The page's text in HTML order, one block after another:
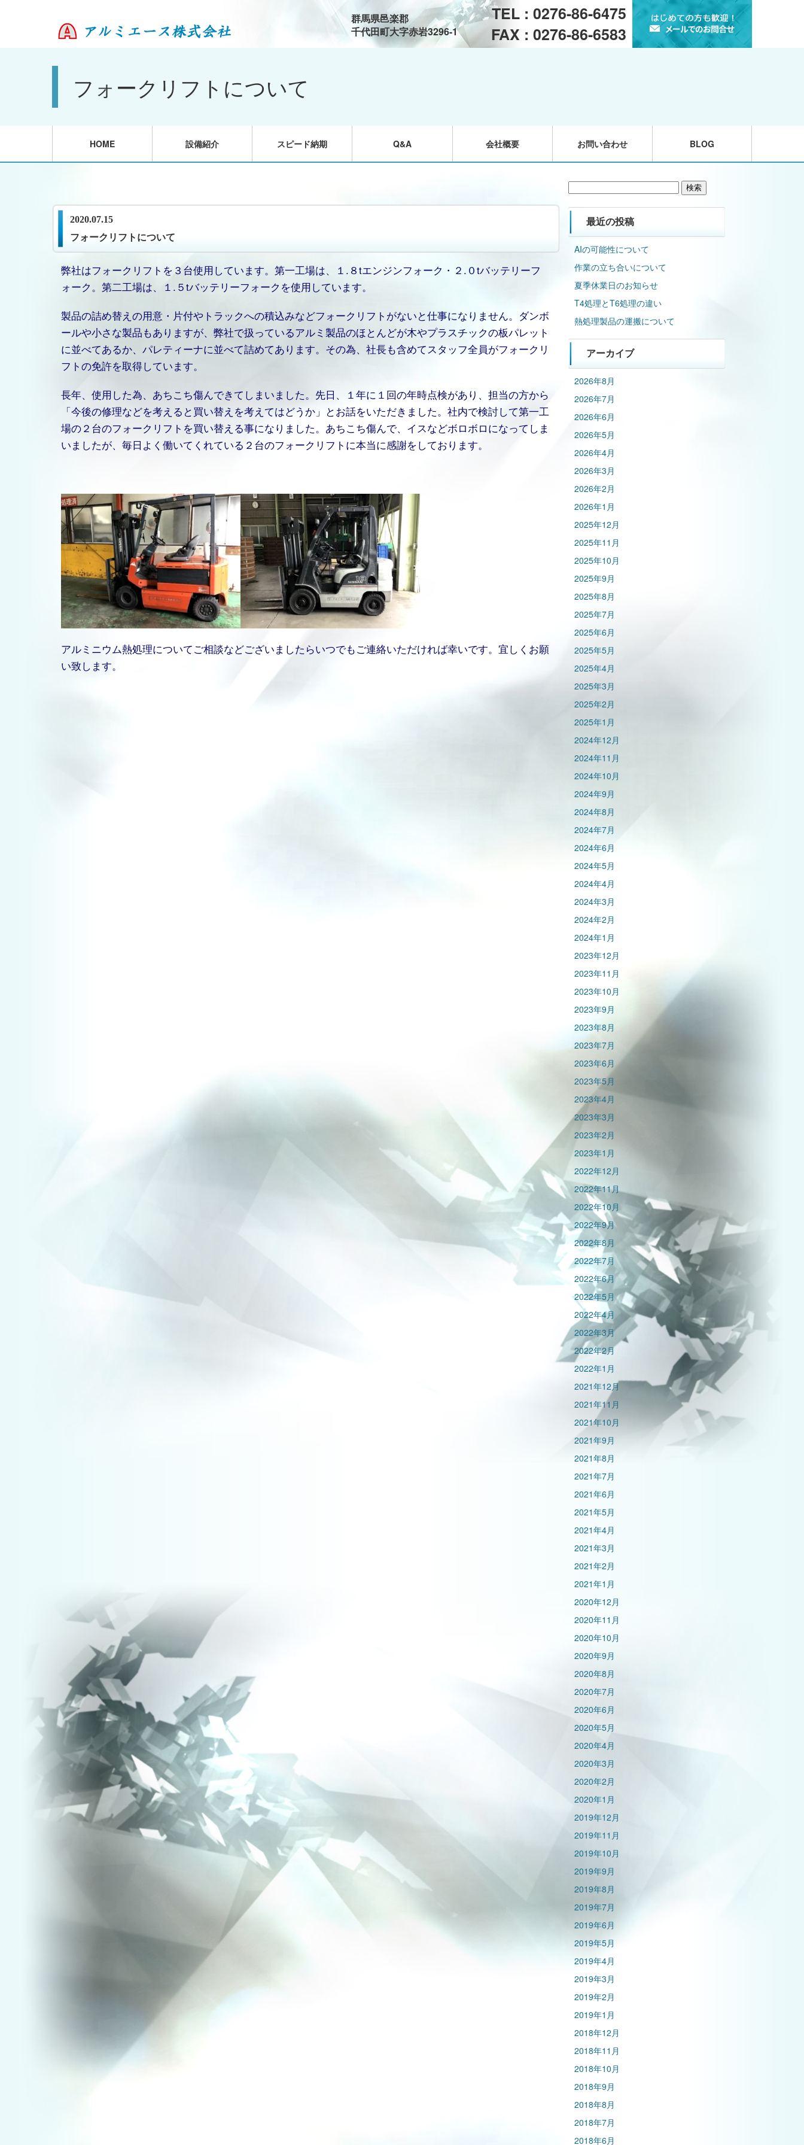
TEL : 0276-86-6475
FAX : 0276-86-6583
群馬県邑楽郡
千代田町大字赤岩3296-1
フォークリフトについて
HOME 設備紹介 スピード納期 Q&A 会社概要 お問い合わせ BLOG
2020.07.15
フォークリフトについて
弊社はフォークリフトを３台使用しています。第一工場は、１.８tエンジンフォーク・２.０tバッテリーフ
ォーク。第二工場は、１.５tバッテリーフォークを使用しています。
製品の詰め替えの用意・片付やトラックへの積込みなどフォークリフトがないと仕事になりません。ダンボ
ールや小さな製品もありますが、弊社で扱っているアルミ製品のほとんどが木やプラスチックの板パレット
に並べてあるか、パレティーナに並べて詰めてあります。その為、社長も含めてスタッフ全員がフォークリ
フトの免許を取得しています。
長年、使用した為、あちこち傷んできてしまいました。先日、１年に１回の年時点検があり、担当の方から
「今後の修理などを考えると買い替えを考えてはどうか」とお話をいただきました。社内で検討して第一工
場の２台のフォークリフトを買い替える事になりました。あちこち傷んで、イスなどボロボロになってしま
いましたが、毎日よく働いてくれている２台のフォークリフトに本当に感謝をしております。
アルミニウム熱処理についてご相談などございましたらいつでもご連絡いただければ幸いです。宜しくお願
い致します。
最近の投稿
AIの可能性について
作業の立ち合いについて
夏季休業日のお知らせ
T4処理とT6処理の違い
熱処理製品の運搬について
アーカイブ
2026年8月
2026年7月
2026年6月
2026年5月
2026年4月
2026年3月
2026年2月
2026年1月
2025年12月
2025年11月
2025年10月
2025年9月
2025年8月
2025年7月
2025年6月
2025年5月
2025年4月
2025年3月
2025年2月
2025年1月
2024年12月
2024年11月
2024年10月
2024年9月
2024年8月
2024年7月
2024年6月
2024年5月
2024年4月
2024年3月
2024年2月
2024年1月
2023年12月
2023年11月
2023年10月
2023年9月
2023年8月
2023年7月
2023年6月
2023年5月
2023年4月
2023年3月
2023年2月
2023年1月
2022年12月
2022年11月
2022年10月
2022年9月
2022年8月
2022年7月
2022年6月
2022年5月
2022年4月
2022年3月
2022年2月
2022年1月
2021年12月
2021年11月
2021年10月
2021年9月
2021年8月
2021年7月
2021年6月
2021年5月
2021年4月
2021年3月
2021年2月
2021年1月
2020年12月
2020年11月
2020年10月
2020年9月
2020年8月
2020年7月
2020年6月
2020年5月
2020年4月
2020年3月
2020年2月
2020年1月
2019年12月
2019年11月
2019年10月
2019年9月
2019年8月
2019年7月
2019年6月
2019年5月
2019年4月
2019年3月
2019年2月
2019年1月
2018年12月
2018年11月
2018年10月
2018年9月
2018年8月
2018年7月
2018年6月